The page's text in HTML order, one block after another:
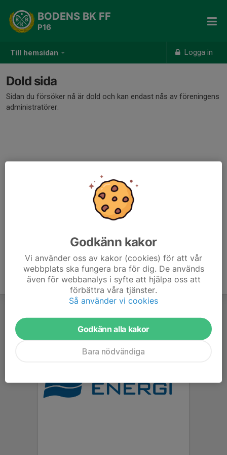
Till hemsidan Logga in
BODENS BK FF
P16
Dold sida
Sidan du försöker nå är dold och kan endast nås av föreningens
administratörer.
Godkänn kakor
Vi använder oss av kakor (cookies) för att vår
webbplats ska fungera bra för dig. De används
även för webbanalys i syfte att hjälpa oss att
förbättra våra tjänster.
Så använder vi cookies
Godkänn alla kakor
Bara nödvändiga